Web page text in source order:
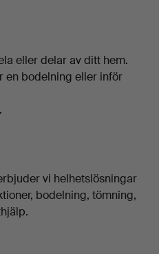
eller delar av ditt hem.
en bodelning eller inför
vi helhetslösningar
bodelning, tömning,